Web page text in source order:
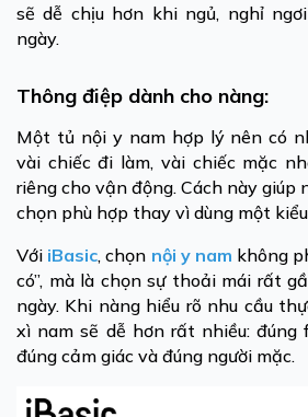
sẽ dễ chịu hơn khi ngủ, nghỉ
ngày.
Thông điệp dành cho nàng:
Một tủ nội y nam hợp lý nên có
vài chiếc đi làm, vài chiếc mặc
riêng cho vận động. Cách này giúp
chọn phù hợp thay vì dùng một
Với iBasic, chọn nội y nam không
có”, mà là chọn sự thoải mái rất
ngày. Khi nàng hiểu rõ nhu cầu
xì nam sẽ dễ hơn rất nhiều: đúng
đúng cảm giác và đúng người mặc.